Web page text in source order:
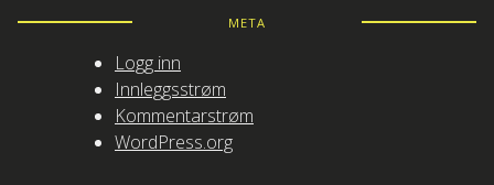
META
Logg inn
Innleggsstrøm
Kommentarstrøm
WordPress.org